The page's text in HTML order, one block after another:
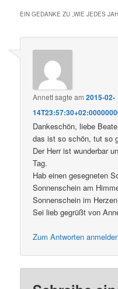
EIN GEDANKE ZU „WIE JEDES
Annettsagte am2015-02-
Dankeschön, liebe
das ist so schön, tut so
Der Herr ist wunderbar
Tag.
Hab einen gesegneten
Sonnenschein am
Sonnenschein im
Sei lieb gegrüßt von
Zum Antworten